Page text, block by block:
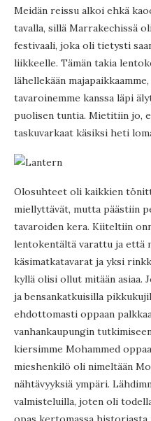
Meidän reissu alkoi ehkä
tavalla, sillä Marrakechissä
festivaali, joka oli tietysti
liikkeelle. Tämän takia
lähellekään
tavaroinemme kanssa läpi
puolisen tuntia. Mietitiin jo,
taskuvarkaat käsiksi heti
Olosuhteet oli kaikkien
miellyttävät, mutta päästiin
tavaroiden kera. Kiiteltiin
lentokentältä varattu ja että
käsimatkatavarat ja yksi
kyllä olisi ollut mitään asiaa.
ja bensankatkuisilla
ehdottomasti oppaan
vanhankaupungin
kiersimme Mohammed
mieshenkilö oli nimeltään
nähtävyyksiä ympäri.
valmisteluilla, joten oli